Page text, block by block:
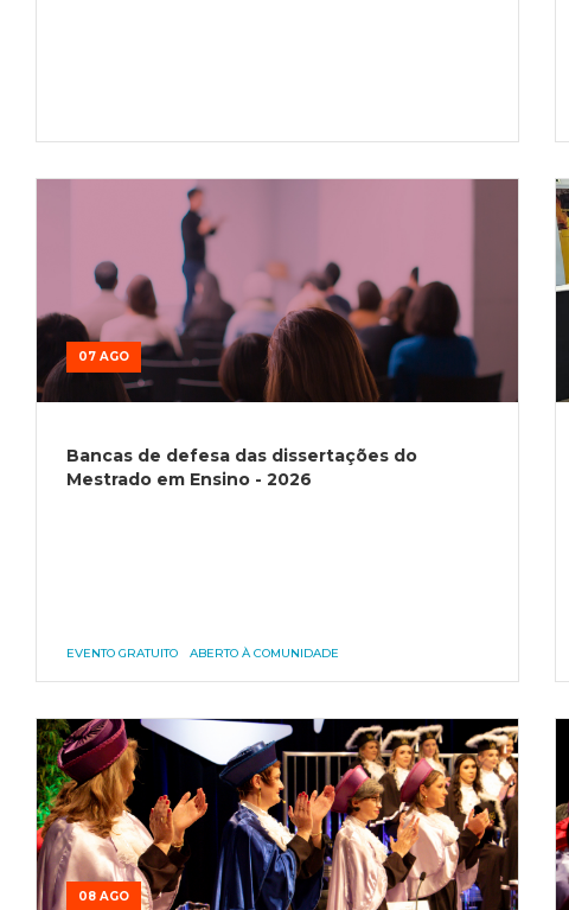
07 AGO
Bancas de defesa das dissertações do
Mestrado em Ensino - 2026
EVENTO GRATUITO ABERTO À COMUNIDADE
08 AGO